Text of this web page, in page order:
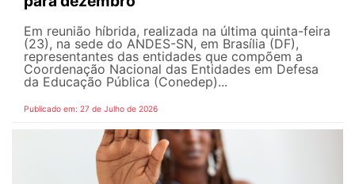
Em reunião híbrida, realizada na última quinta-feira
(23), na sede do ANDES-SN, em Brasília (DF),
representantes das entidades que compõem a
Coordenação Nacional das Entidades em Defesa
da Educação Pública (Conedep)...
Publicado em: 27 de Julho de 2026